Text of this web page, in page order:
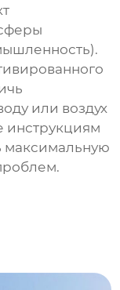
или воздух
инструкциям
максимальную